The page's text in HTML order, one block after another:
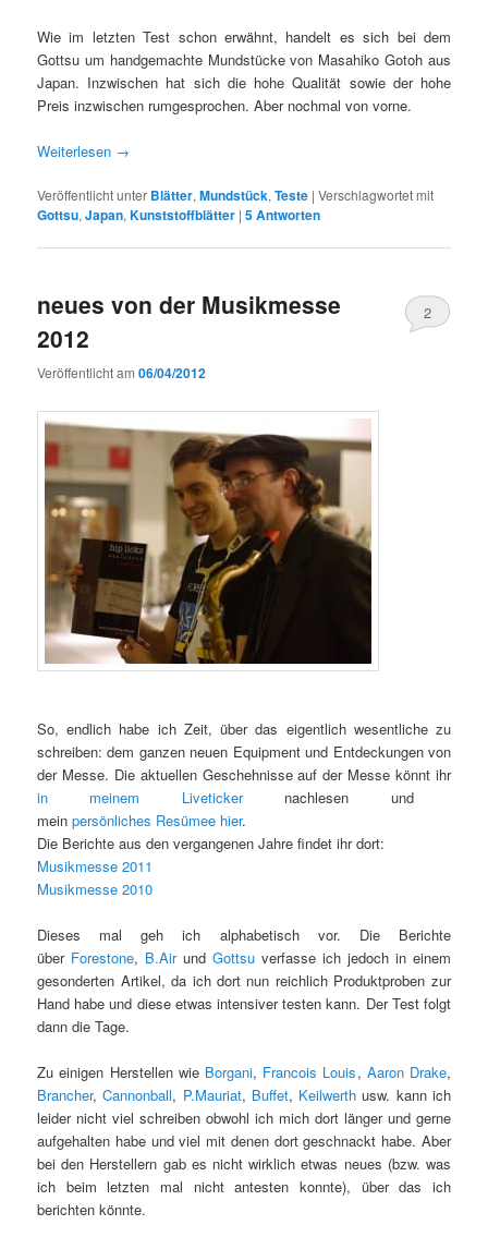
Wie im letzten Test schon erwähnt, handelt es sich bei dem
Gottsu um handgemachte Mundstücke von Masahiko Gotoh aus
Japan. Inzwischen hat sich die hohe Qualität sowie der hohe
Preis inzwischen rumgesprochen. Aber nochmal von vorne.
Weiterlesen →
Veröffentlicht unter Blätter,Mundstück,Teste |Verschlagwortet mit
Gottsu,Japan,Kunststoffblätter |5Antworten
neues von der Musikmesse
2012
Veröffentlicht am06/04/2012
2
So, endlich habe ich Zeit, über das eigentlich wesentliche zu
schreiben: dem ganzen neuen Equipment und Entdeckungen von
der Messe. Die aktuellen Geschehnisse auf der Messe könnt ihr
in meinem Livetickernachlesen und
meinpersönliches Resümee hier.
Die Berichte aus den vergangenen Jahre findet ihr dort:
Musikmesse 2011
Musikmesse 2010
Dieses mal geh ich alphabetisch vor. Die Berichte
über Forestone, B.AirundGottsu verfasse ich jedoch in einem
gesonderten Artikel, da ich dort nun reichlich Produktproben zur
Hand habe und diese etwas intensiver testen kann. Der Test folgt
dann die Tage.
Zu einigen Herstellen wie Borgani, Francois Louis, Aaron Drake,
Brancher,Cannonball, P.Mauriat, Buffet, Keilwerth usw. kann ich
leider nicht viel schreiben obwohl ich mich dort länger und gerne
aufgehalten habe und viel mit denen dort geschnackt habe. Aber
bei den Herstellern gab es nicht wirklich etwas neues (bzw. was
ich beim letzten mal nicht antesten konnte), über das ich
berichten könnte.